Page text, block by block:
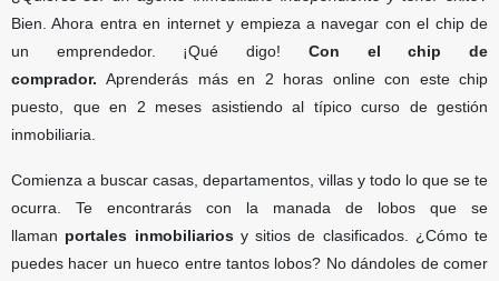
Bien. Ahora entra en internet y empieza a navegar con el chip de
un emprendedor. ¡Qué digo! Con el chip de
comprador. Aprenderás más en 2 horas online con este chip
puesto, que en 2 meses asistiendo al típico curso de gestión
inmobiliaria.
Comienza a buscar casas, departamentos, villas y todo lo que se te
ocurra. Te encontrarás con la manada de lobos que se
llaman portales inmobiliariosy sitios de clasificados. ¿Cómo te
puedes hacer un hueco entre tantos lobos? No dándoles de comer